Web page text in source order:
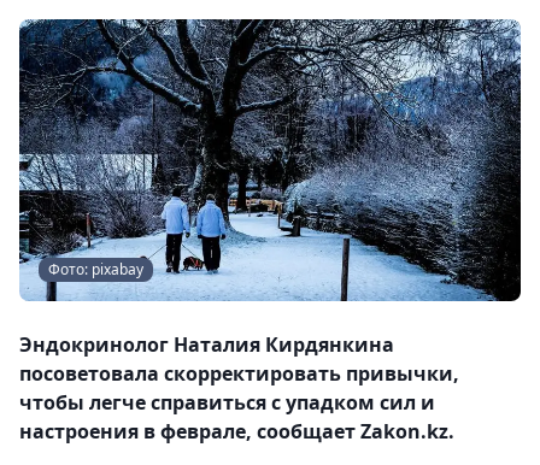
Фото: pixabay
Эндокринолог Наталия Кирдянкина
посоветовала скорректировать привычки,
чтобы легче справиться с упадком сил и
настроения в феврале, сообщает Zakon.kz.